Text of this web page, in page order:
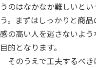
うのはなかなか難しいと
う。まずはしっかりと商
感の高い人を逃さないよ
目的となります。
そのうえで工夫するべき